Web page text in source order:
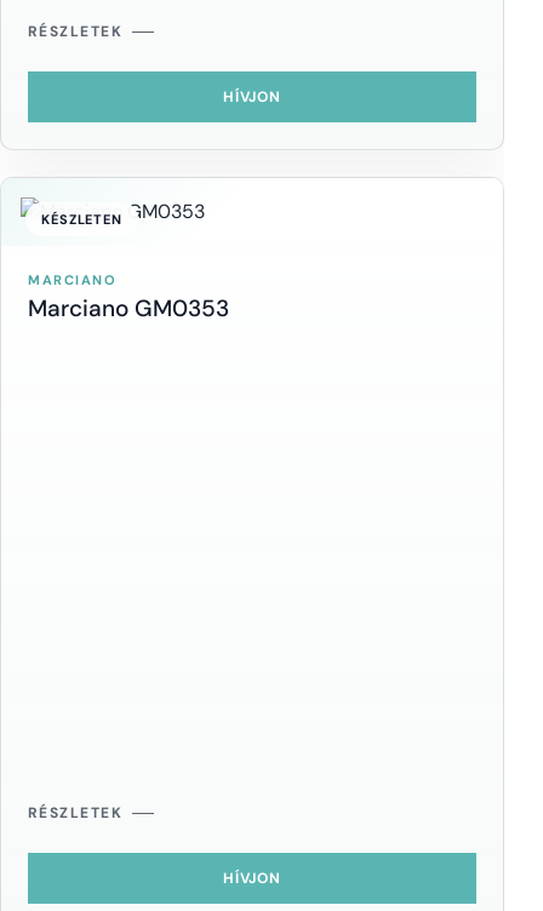
RÉSZLETEK
HÍVJON
KÉSZLETEN
MARCIANO
Marciano GM0353
RÉSZLETEK
HÍVJON